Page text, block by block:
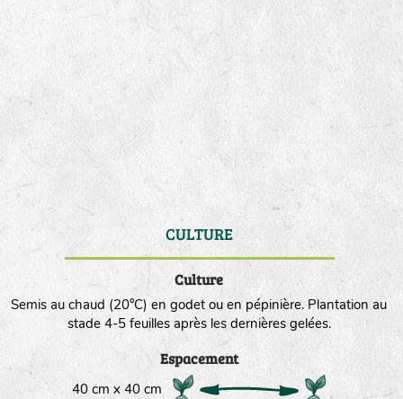
CULTURE
Culture
Semis au chaud (20°C) en godet ou en pépinière. Plantation au
stade 4-5 feuilles après les dernières gelées.
Espacement
40 cm x 40 cm